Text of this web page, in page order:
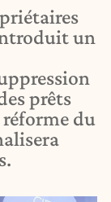
un
prêts
du